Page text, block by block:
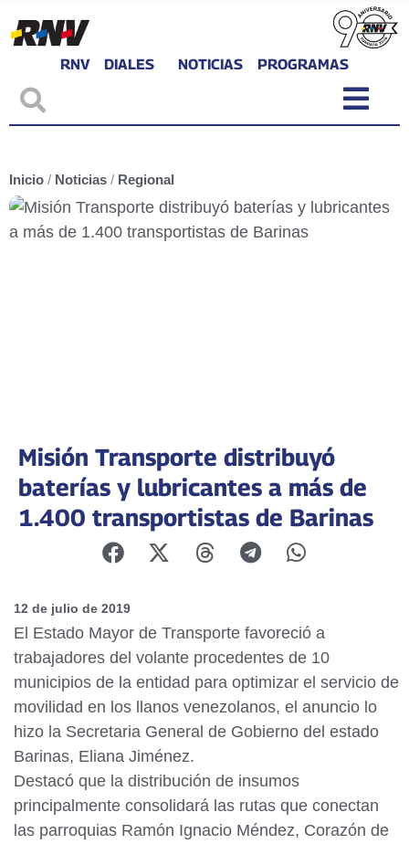
RNV DIALES NOTICIAS PROGRAMAS
Inicio / Noticias / Regional
Misión Transporte distribuyó
baterías y lubricantes a más de
1.400 transportistas de Barinas
12 de julio de 2019
El Estado Mayor de Transporte favoreció a
trabajadores del volante procedentes de 10
municipios de la entidad para optimizar el servicio de
movilidad en los llanos venezolanos, el anuncio lo
hizo la Secretaria General de Gobierno del estado
Barinas, Eliana Jiménez.
Destacó que la distribución de insumos
principalmente consolidará las rutas que conectan
las parroquias Ramón Ignacio Méndez, Corazón de